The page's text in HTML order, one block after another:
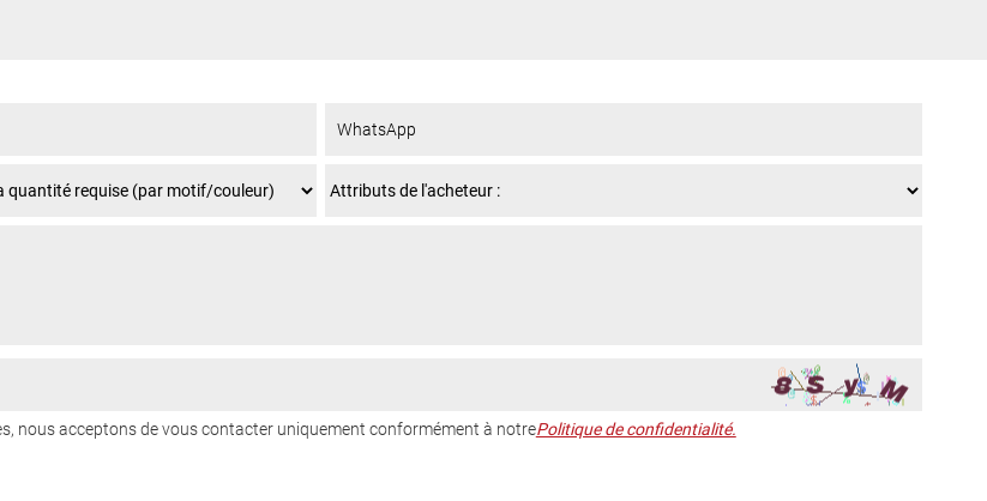
nous acceptons de vous contacter uniquement conformément à notrePolitique de confidentialité.